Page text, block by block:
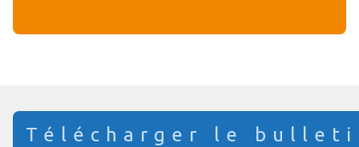
Télécharger le